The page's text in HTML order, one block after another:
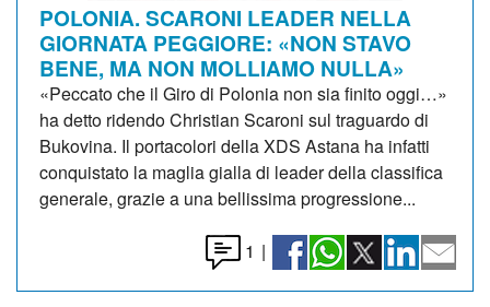
POLONIA. SCARONI LEADER NELLA
GIORNATA PEGGIORE: «NON STAVO
BENE, MA NON MOLLIAMO NULLA»
«Peccato che il Giro di Polonia non sia finito oggi…»
ha detto ridendo Christian Scaroni sul traguardo di
Bukovina. Il portacolori della XDS Astana ha infatti
conquistato la maglia gialla di leader della classifica
generale, grazie a una bellissima progressione...
1 |